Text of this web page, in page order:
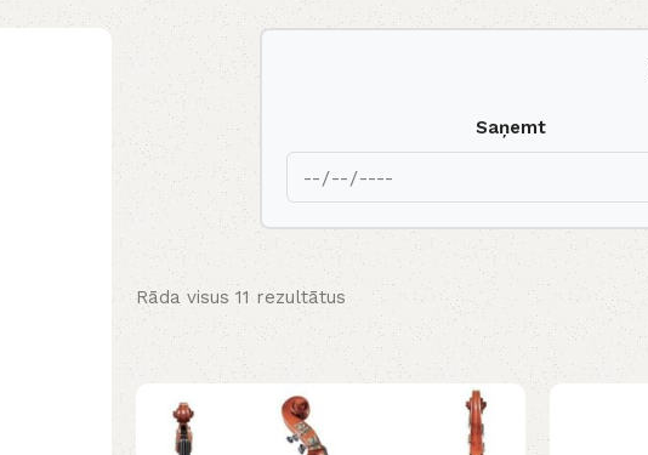
Saņemt
Rāda visus 11 rezultātus